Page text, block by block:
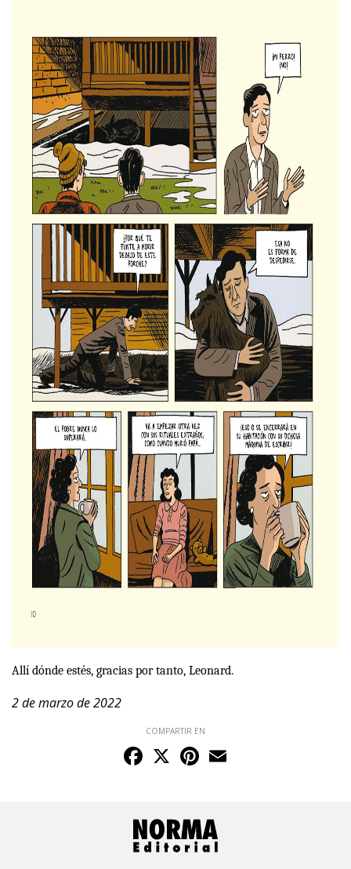
Allí dónde estés, gracias por tanto, Leonard.
2 de marzo de 2022
COMPARTIR EN
Facebook
X Pinterest